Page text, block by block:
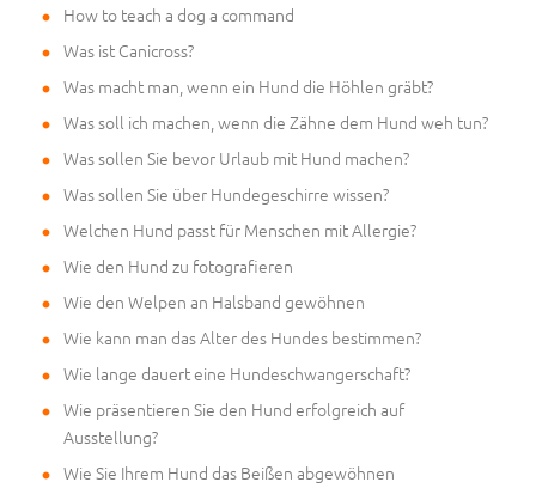
How to teach a dog a command
Was ist Canicross?
Was macht man, wenn ein Hund die Höhlen gräbt?
Was soll ich machen, wenn die Zähne dem Hund weh tun?
Was sollen Sie bevor Urlaub mit Hund machen?
Was sollen Sie über Hundegeschirre wissen?
Welchen Hund passt für Menschen mit Allergie?
Wie den Hund zu fotografieren
Wie den Welpen an Halsband gewöhnen
Wie kann man das Alter des Hundes bestimmen?
Wie lange dauert eine Hundeschwangerschaft?
Wie präsentieren Sie den Hund erfolgreich auf
Ausstellung?
Wie Sie Ihrem Hund das Beißen abgewöhnen